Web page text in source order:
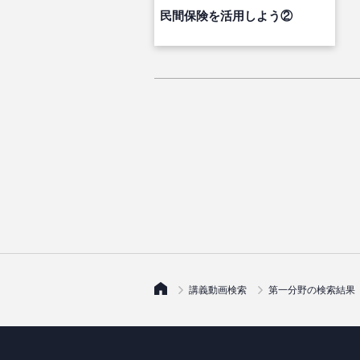
民間保険を活用しよう②
講義動画検索 第一分野の検索結果